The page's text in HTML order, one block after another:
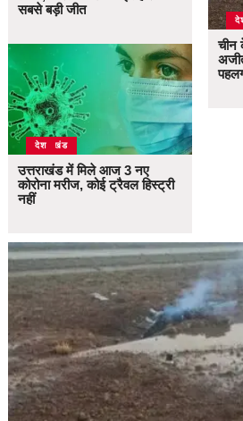
सबसे बड़ी जीत
उत्तराखंड
देश
उत्तराखंड में मिले आज 3 नए
कोरोना मरीज, कोई ट्रैवल हिस्ट्री
नहीं
चीन